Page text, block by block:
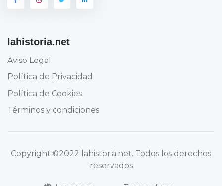
lahistoria.net
Aviso Legal
Política de Privacidad
Política de Cookies
Términos y condiciones
Copyright ©2022 lahistoria.net. Todos los derechos
reservados